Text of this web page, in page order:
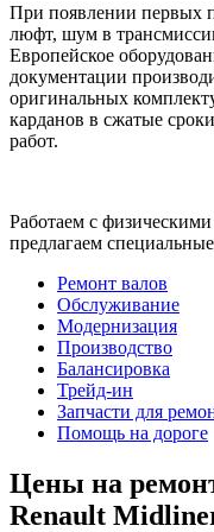
При появлении первых
люфт, шум в
Европейское
документации
оригинальных
карданов в сжатые
работ.
Работаем с
предлагаем
Ремонт валов
Обслуживание
Модернизация
Производство
Балансировка
Трейд-ин
Запчасти для
Помощь на дороге
Цены на
Renault